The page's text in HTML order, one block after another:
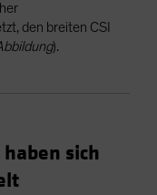
den breiten CSI
).
sich